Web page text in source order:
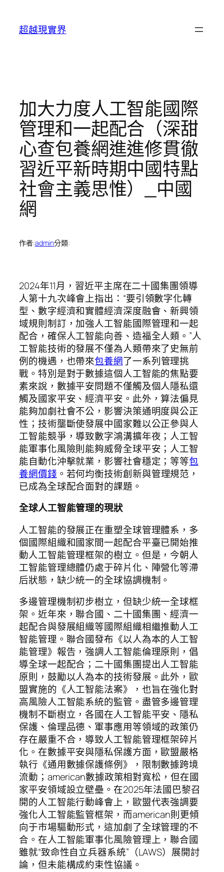
超越現實界
加大力度人工智能國際
管理和一起配合（深甜
心查包養網進進修貫徹
習近平新時期中國特點
社會主義思惟）_中國
網
作者:admin分類:
2024年11月，習近平主席在二十國集團領導
人第十九次峰會上指出：“要引領數字化轉
型、數字經濟和實體經濟深度融會、新興領
域規則制訂，加強人工智能國際管理和一起
配合，確保人工智能向善、造福全人類。”人
工智能技術的發展不僅為人類帶來了史無前
例的機遇，也帶來包養網了一系列管理挑
戰。特別是對于數據這個人工智能的焦點要
素來說，數據平安問題不僅觸及個人隱私還
觸及國家平安、經濟平安。此外，算法偏見
能夠加劇社會不公，影響決策通明度與公正
性；技術壟斷使發展中國家難以公正參與人
工智能競爭，導致數字鴻溝擴年夜；人工智
能軍事化風險則能夠威脅全球平安；人工智
能自動化沖擊就業，影響社會穩定；等等包
養網價錢 。若何均衡技術創新與管理規范，
已成為全球配合面對的課題。
全球人工智能管理的現狀
人工智能的發展正在重塑全球管理體系，多
個國際組織和國家間一起配合平臺已開始推
動人工智能管理框架的樹立。但是，今朝人
工智能管理總體仍處于碎片化、陣營化等滯
后狀態，缺少統一的全球協調機制。
多邊管理機制初步樹立，但缺少統一全球框
架。近年來，聯合國、二十國集團、經濟一
起配合與發展組織等國際組織相繼推動人工
智能管理。聯合國發布《以人為本的人工智
能管理》報告，強調人工智能倫理原則，倡
導全球一起配合；二十國集團提出人工智能
原則，鼓勵以人為本的技術發展。此外，歐
盟實施的《人工智能法案》，也旨在強化對
高風險人工智能系統的監管。盡管多邊管理
機制不斷樹立，各國在人工智能平安、隱私
保護、倫理品德、軍事應用等領域的政策仍
存在嚴重不合，導致人工智能管理框架碎片
化。在數據平安與隱私保護方面，歐盟嚴格
執行《通用數據保護條例》，限制數據跨境
流動；american數據政策相對寬松，但在國
家平安領域設立壁壘。在2025年法國巴黎召
開的人工智能行動峰會上，歐盟代表強調要
強化人工智能監管框架，而american則更傾
向于市場驅動形式，這加劇了全球管理的不
合。在人工智能軍事化風險管理上，聯合國
雖就“致命性自立兵器系統”（LAWS）展開討
論，但未能構成約束性協議。